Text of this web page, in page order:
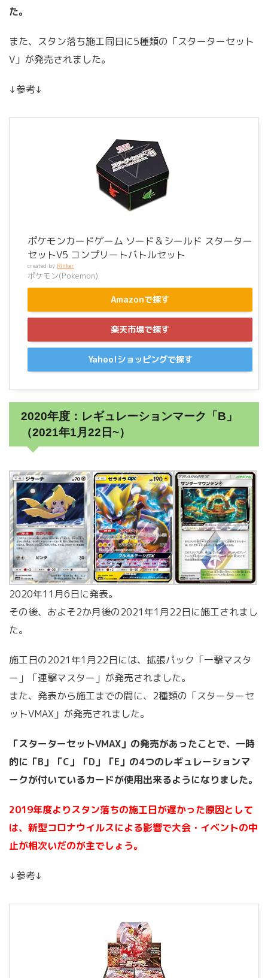
た。
また、スタン落ち施工同日に5種類の「スターターセット
V」が発売されました。
↓参考↓
ポケモンカードゲーム ソード＆シールド スターター
セットV5 コンプリートバトルセット
created by Rinker
ポケモン(Pokemon)
Amazonで探す
楽天市場で探す
Yahoo!ショッピングで探す
2020年度：レギュレーションマーク「B」
（2021年1月22日~）
2020年11月6日に発表。
その後、およそ2か月後の2021年1月22日に施工されまし
た。
施工日の2021年1月22日には、拡張パック「一撃マスタ
ー」「連撃マスター」が発売されました。
また、発表から施工までの間に、2種類の「スターターセ
ットVMAX」が発売されました。
「スターターセットVMAX」の発売があったことで、一時
的に「B」「C」「D」「E」の4つのレギュレーションマ
ークが付いているカードが使用出来るようになりました。
2019年度よりスタン落ちの施工日が遅かった原因として
は、新型コロナウイルスによる影響で大会・イベントの中
止が相次いだのが主でしょう。
↓参考↓